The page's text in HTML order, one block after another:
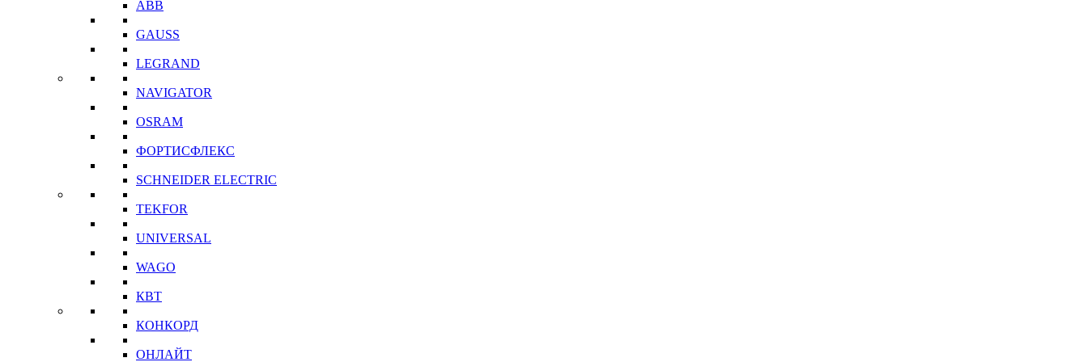
ABB
GAUSS
LEGRAND
NAVIGATOR
OSRAM
ФОРТИСФЛЕКС
SCHNEIDER ELECTRIC
TEKFOR
UNIVERSAL
WAGO
КВТ
КОНКОРД
ОНЛАЙТ